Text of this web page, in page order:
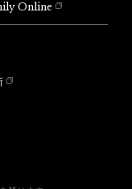
Online